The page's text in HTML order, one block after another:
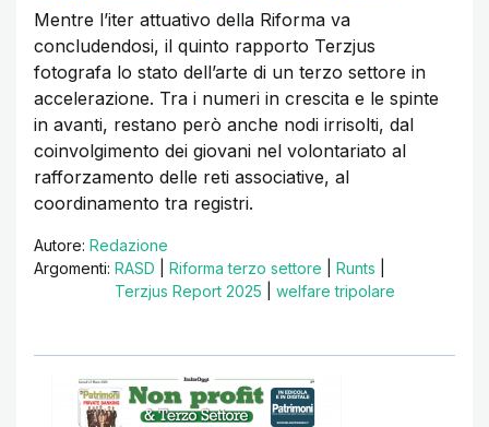
Mentre l’iter attuativo della Riforma va
concludendosi, il quinto rapporto Terzjus
fotografa lo stato dell’arte di un terzo settore in
accelerazione. Tra i numeri in crescita e le spinte
in avanti, restano però anche nodi irrisolti, dal
coinvolgimento dei giovani nel volontariato al
rafforzamento delle reti associative, al
coordinamento tra registri.
Autore: Redazione
Argomenti: RASD Riforma terzo settore Runts
Terzjus Report 2025
welfare tripolare